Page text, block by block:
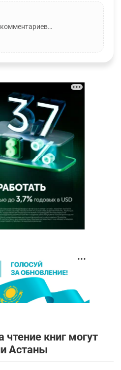
чтение книг могут
Астаны